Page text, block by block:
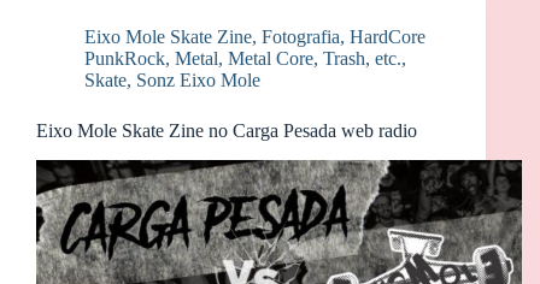
Eixo Mole Skate Zine, Fotografia, HardCore
PunkRock, Metal, Metal Core, Trash, etc.,
Skate, Sonz Eixo Mole
Eixo Mole Skate Zine no Carga Pesada web radio